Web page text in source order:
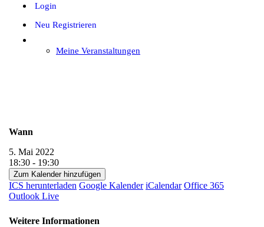
Login
Neu Registrieren
Meine Veranstaltungen
Wann
5. Mai 2022
18:30 - 19:30
Zum Kalender hinzufügen
ICS herunterladen Google Kalender iCalendar Office 365
Outlook Live
Weitere Informationen